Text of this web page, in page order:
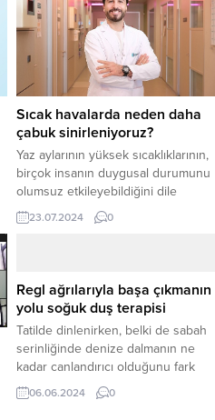
Sıcak havalarda neden daha
çabuk sinirleniyoruz?
Yaz aylarının yüksek sıcaklıklarının,
birçok insanın duygusal durumunu
olumsuz etkileyebildiğini dile
getiren uzmanlar, vücut ısısını
dengede tutmada yaşanan
23.07.2024 0
Regl ağrılarıyla başa çıkmanın
yolu soğuk duş terapisi
Tatilde dinlenirken, belki de sabah
serinliğinde denize dalmanın ne
kadar canlandırıcı olduğunu fark
etmişsinizdir. Soğuk suyun
vücudunuza getirdiği o enerji
06.06.2024 0